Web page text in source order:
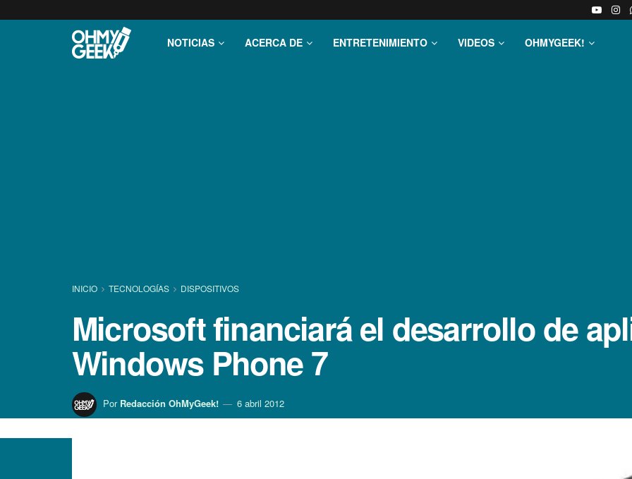
NOTICIAS ACERCA DE ENTRETENIMIENTO VIDEOS OHMYGEEK!
INICIO TECNOLOGÍ­AS DISPOSITIVOS
Microsoft financiará el desarrollo de
Windows Phone 7
Por Redacción OhMyGeek! 6 abril 2012